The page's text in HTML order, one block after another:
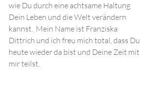
wie Du durch eine achtsame Haltung
Dein Leben und die Welt verändern
kannst.  Mein Name ist Franziska
Dittrich und ich freu mich total, dass Du
heute wieder da bist und Deine Zeit mit
mir teilst.